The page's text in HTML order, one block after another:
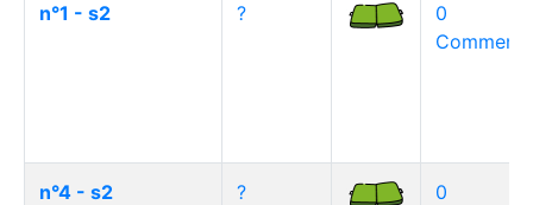
n°1 - s2 ?
0
n°4 - s2 ?
0